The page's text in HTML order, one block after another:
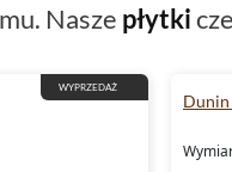
Nasze płytki
WYPRZEDAŻ